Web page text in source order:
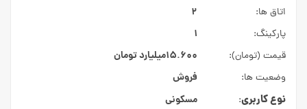
اتاق ها: ۲
پارکینگ: ۱
قیمت (تومان): ۱۵.۶۰۰میلیارد تومان
وضعیت ها: فروش
نوع کاربری: مسکونی